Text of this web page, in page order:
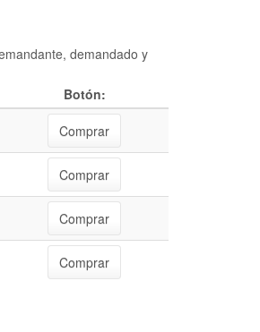
demandado y
Botón:
Comprar
Comprar
Comprar
Comprar